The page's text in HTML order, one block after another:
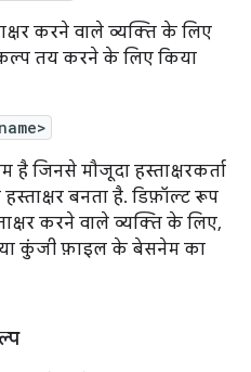
करने वाले व्यक्ति के लिए
तय करने के लिए किया
जिनसे मौजूदा हस्ताक्षरकर्ता
बनता है. डिफ़ॉल्ट रूप
करने वाले व्यक्ति के लिए,
कुंजी फ़ाइल के बेसनेम का